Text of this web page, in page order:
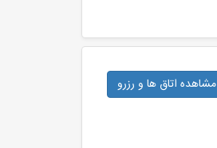
مشاهده اتاق ها و رزرو